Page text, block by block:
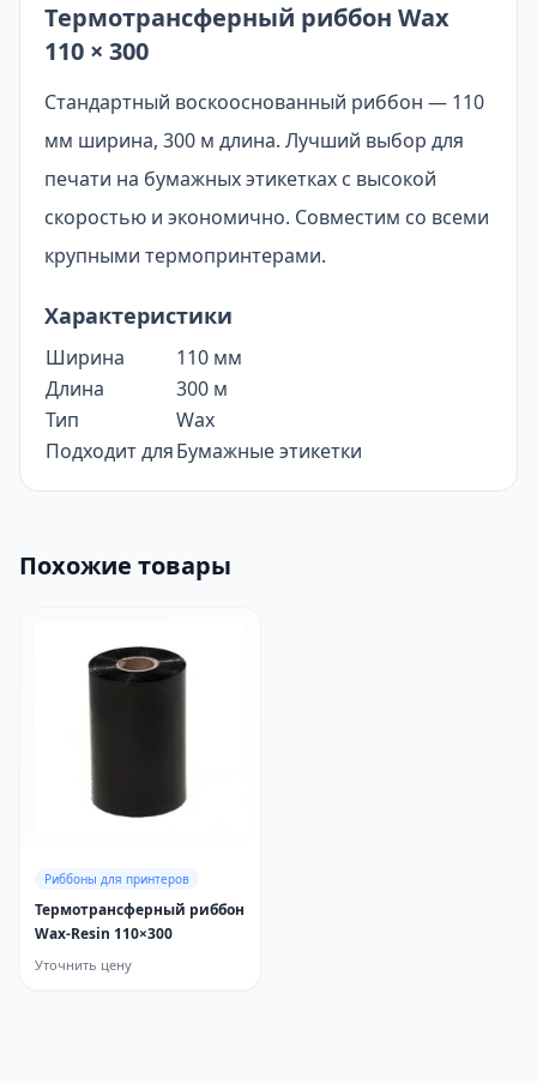
Термотрансферный риббон Wax
110 × 300
Стандартный воскооснованный риббон — 110
мм ширина, 300 м длина. Лучший выбор для
печати на бумажных этикетках с высокой
скоростью и экономично. Совместим со всеми
крупными термопринтерами.
Характеристики
Ширина
110 мм
Длина
300 м
Тип
Wax
Подходит дляБумажные этикетки
Похожие товары
Риббоны для принтеров
Термотрансферный риббон
Wax-Resin 110×300
Уточнить цену